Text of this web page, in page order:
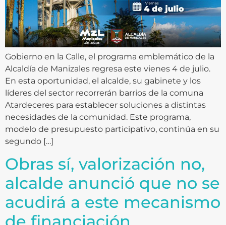
Gobierno en la Calle, el programa emblemático de la
Alcaldía de Manizales regresa este vienes 4 de julio.
En esta oportunidad, el alcalde, su gabinete y los
líderes del sector recorrerán barrios de la comuna
Atardeceres para establecer soluciones a distintas
necesidades de la comunidad. Este programa,
modelo de presupuesto participativo, continúa en su
segundo […]
Obras sí, valorización no,
alcalde anunció que no se
acudirá a este mecanismo